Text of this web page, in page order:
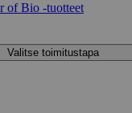
of Bio -tuotteet
Valitse toimitustapa